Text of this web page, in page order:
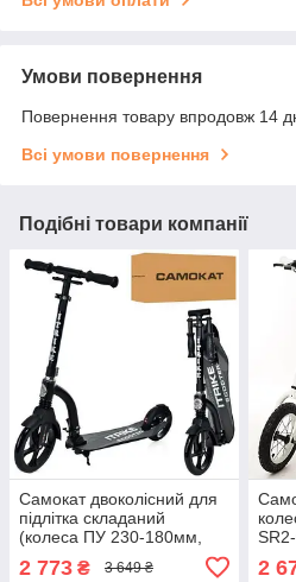
Умови повернення
Повернення товару впродовж 14
Всі умови повернення
Подібні товари компанії
Самокат двоколісний для
підлітка складаний
(колеса ПУ 230-180мм,
кермо 81/95см) iTrike SR
2-035-2 Чорний
2 773 ₴ 3 649 ₴ 2